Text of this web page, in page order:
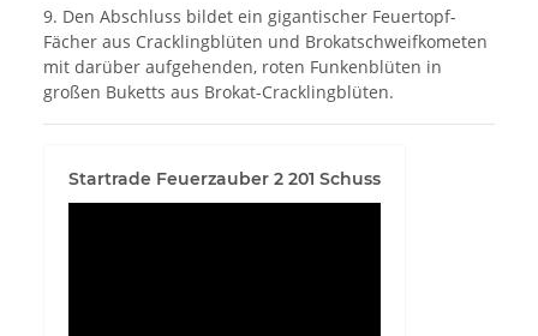
9. Den Abschluss bildet ein gigantischer Feuertopf-
Fächer aus Cracklingblüten und Brokatschweifkometen
mit darüber aufgehenden, roten Funkenblüten in
großen Buketts aus Brokat-Cracklingblüten.
Startrade Feuerzauber 2 201 Schuss